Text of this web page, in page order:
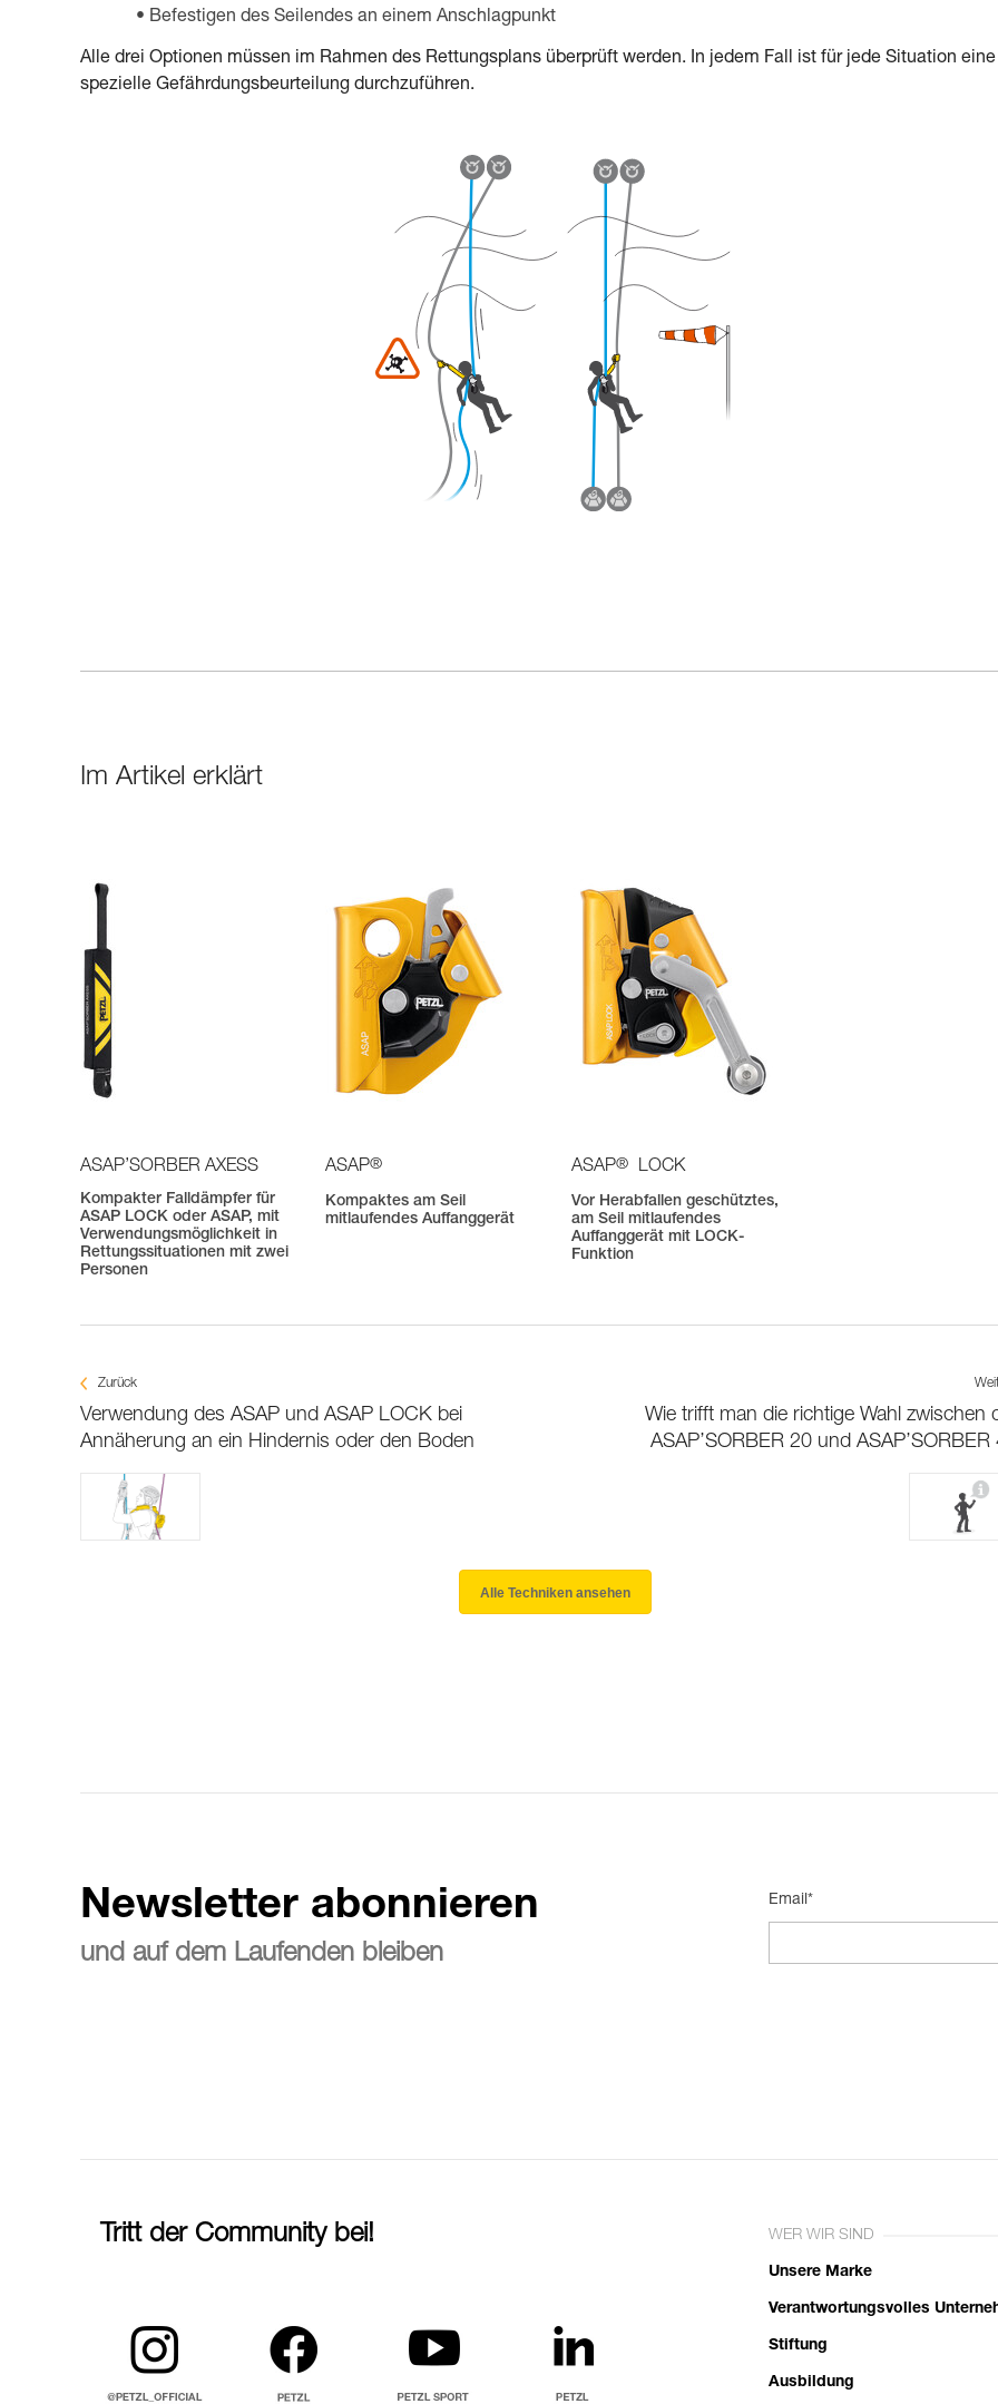
Befestigen des Seilendes an einem Anschlagpunkt
Alle drei Optionen müssen im Rahmen des Rettungsplans überprüft werden. In jedem Fall ist für jede Situation eine
spezielle Gefährdungsbeurteilung durchzuführen.
Im Artikel erklärt
ASAP’SORBER AXESS
Kompakter Falldämpfer für
ASAP LOCK oder ASAP, mit
Verwendungsmöglichkeit in
Rettungssituationen mit zwei
Personen
ASAP®
Kompaktes am Seil
mitlaufendes Auffanggerät
ASAP® LOCK
Vor Herabfallen geschütztes,
am Seil mitlaufendes
Auffanggerät mit LOCK-
Funktion
Zurück
Verwendung des ASAP und ASAP LOCK bei
Annäherung an ein Hindernis oder den Boden
Wie trifft man die richtige Wahl zwischen
ASAP’SORBER 20 und ASAP’SORBER
Alle Techniken ansehen
Newsletter abonnieren
und auf dem Laufenden bleiben
Email*
Tritt der Community bei! WER WIR SIND
Unsere Marke
Verantwortungsvolles
Stiftung
Ausbildung